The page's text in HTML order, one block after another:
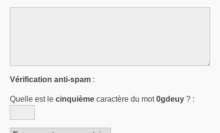
Vérification anti-spam :
Quelle est le cinquième caractère du mot0gdeuy ? :